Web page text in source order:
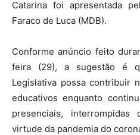
Catarina foi apresentada
Faraco de Luca (MDB).
Conforme anúncio feito
feira (29), a sugestão é
Legislativa possa contribuir
educativos enquanto
presenciais,
virtude da pandemia do